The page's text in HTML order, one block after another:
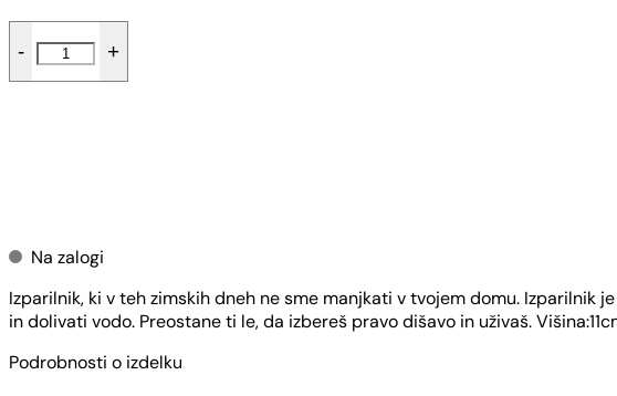
-
Mak
+
Na zalogi
Izparilnik, ki v teh zimskih dneh ne sme manjkati v tvojem domu.
in dolivati vodo. Preostane ti le, da izbereš pravo dišavo in uživaš.
Podrobnosti o izdelku